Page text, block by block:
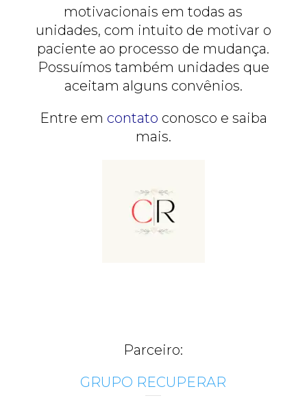
motivacionais em todas as
unidades, com intuito de motivar o
paciente ao processo de mudança.
Possuímos também unidades que
aceitam alguns convênios.
Entre em contato conosco e saiba
mais.
Parceiro:
GRUPO RECUPERAR